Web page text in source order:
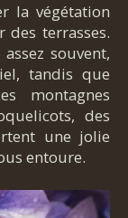
la végétation
des terrasses.
souvent,
tandis que
montagnes
des
une jolie
entoure.